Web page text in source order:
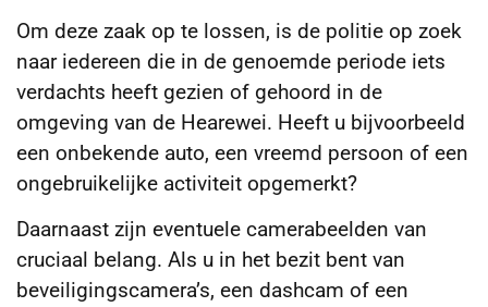
Om deze zaak op te lossen, is de politie op zoek
naar iedereen die in de genoemde periode iets
verdachts heeft gezien of gehoord in de
omgeving van de Hearewei. Heeft u bijvoorbeeld
een onbekende auto, een vreemd persoon of een
ongebruikelijke activiteit opgemerkt?
Daarnaast zijn eventuele camerabeelden van
cruciaal belang. Als u in het bezit bent van
beveiligingscamera’s, een dashcam of een